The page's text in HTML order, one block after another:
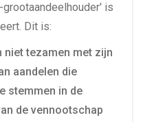
grootaandeelhouder' is
Dit is:
niet tezamen met zijn
aandelen die
stemmen in de
de vennootschap